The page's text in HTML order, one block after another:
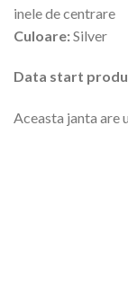
inele de centrare
Culoare:Silver
Data start
Aceasta janta are